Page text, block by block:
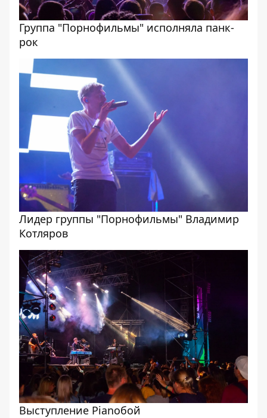
Группа "Порнофильмы" исполняла панк-
рок
Лидер группы "Порнофильмы" Владимир
Котляров
Выступление Pianoбой